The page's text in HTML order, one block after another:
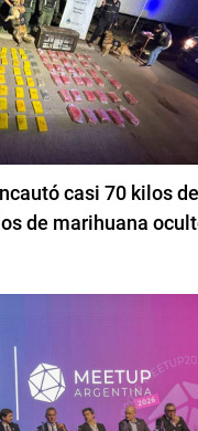
casi 70 kilos
de marihuana